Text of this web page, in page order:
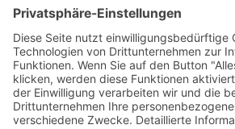
Gymnastik & Aerobic
Tischtennis
Footvolley